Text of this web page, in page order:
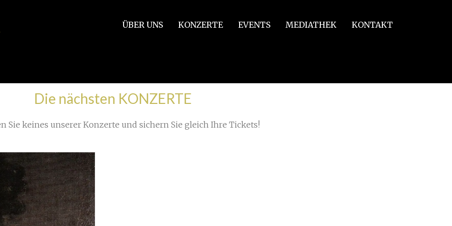
ÜBER UNS KONZERTE EVENTS MEDIATHEK KONTAKT
Die nächsten KONZERTE
Sie keines unserer Konzerte und sichern Sie gleich Ihre Tickets!